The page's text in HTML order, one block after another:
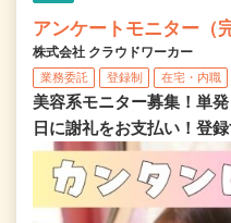
アンケートモニター（
株式会社 クラウドワーカー
業務委託 登録制 在宅・内職
美容系モニター募集！単
日に謝礼をお支払い！登